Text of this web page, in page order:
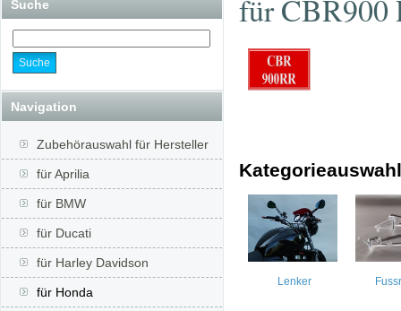
Suche
Navigation
Zubehörauswahl für Hersteller
für Aprilia
für BMW
für Ducati
für Harley Davidson
für Honda
für CBR900
Kategorieauswahl
Lenker